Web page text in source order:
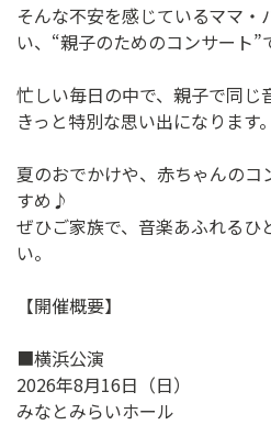
そんな不安を感じているママ・
い、“親子のためのコンサート”
忙しい毎日の中で、親子で同じ
きっと特別な思い出になります。
夏のおでかけや、赤ちゃんの
すめ♪
ぜひご家族で、音楽あふれるひ
い。
【開催概要】
■横浜公演
2026年8月16日（日）
みなとみらいホール